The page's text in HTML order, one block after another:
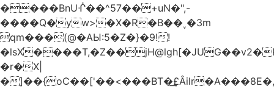
����BnUᒖ��^57��+uN�",-
����Q�yw>�X�R�B��˯�3m
qm���(@�AЫ:5�Z�}�9!!
�lsX
�r�X|
�